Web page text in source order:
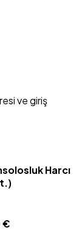
ve giriş
Harcı
€